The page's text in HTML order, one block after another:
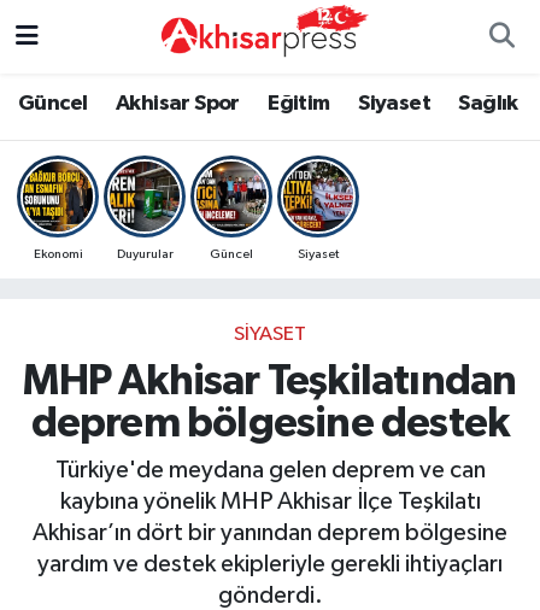
Güncel Akhisar Spor Eğitim Siyaset Sağlık
Ekonomi Duyurular Güncel Siyaset
SIYASET
MHP Akhisar Teşkilatından
deprem bölgesine destek
Türkiye'de meydana gelen deprem ve can
kaybına yönelik MHP Akhisar İlçe Teşkilatı
Akhisar’ın dört bir yanından deprem bölgesine
yardım ve destek ekipleriyle gerekli ihtiyaçları
gönderdi.
Güncel
Akhisar Spor
Eğitim
Ekonomi
Tarım-Gıda
Kültür-Sanat
Magazin
Kültür-Sanat
Duyurular
Röportaj
Dünya
Yaşam
Güncel
Eğitim
Siyaset
Ekonomi
Magazin
Kültür-Sanat
Manisa Nöbetçi Eczaneler
Manisa Hava Durumu
Manisa Namaz Vakitleri
Süper Lig Puan Durumu ve Fikstür
Tüm Manşetler
Son Dakika Haberleri
Haber Arşivi